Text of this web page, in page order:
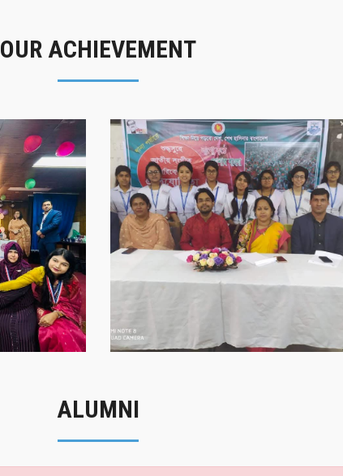
OUR ACHIEVEMENT
সাফল্যের স্মৃতি
সাফল্যের স্মৃতি
ALUMNI